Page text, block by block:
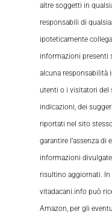
altre soggetti in
responsabili di
ipoteticamente
informazioni presenti
alcuna responsabilità
utenti o i visitatori del
indicazioni, dei
riportati nel sito
garantire l’assenza di
informazioni
risultino aggiornati. In
vitadacani.info può
Amazon, per gli